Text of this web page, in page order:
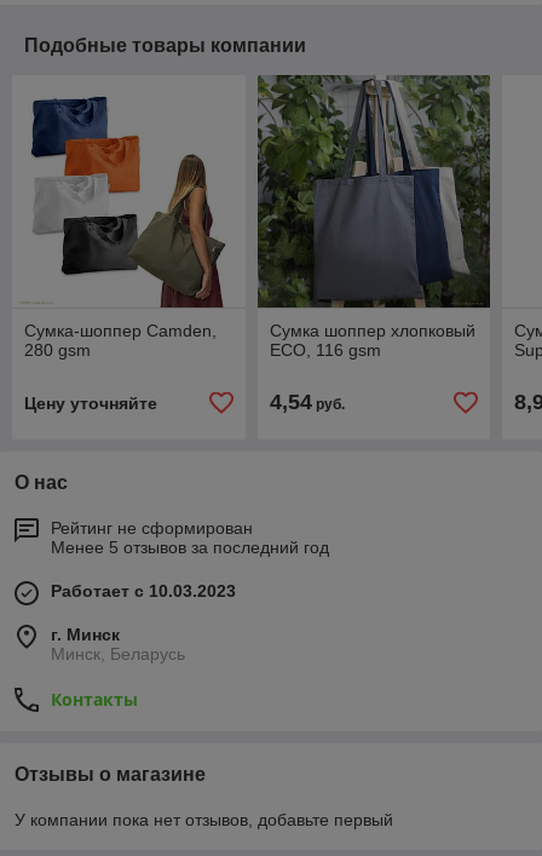
Подобные товары компании
Сумка-шоппер Camden,
280 gsm
Цену уточняйте
Сумка шоппер хлопковый
ECO, 116 gsm
4,54руб.
О нас
Рейтинг не сформирован
Менее 5 отзывов за последний год
Работает с 10.03.2023
г. Минск
Минск, Беларусь
Контакты
Отзывы о магазине
У компании пока нет отзывов, добавьте первый